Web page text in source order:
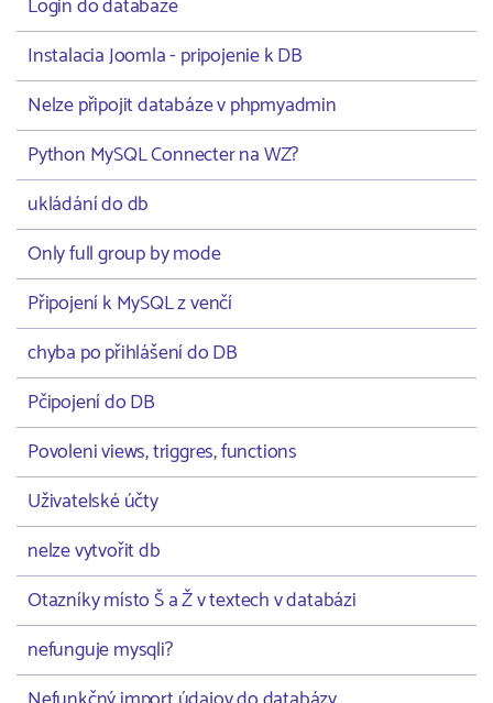
Login do databaze
Instalacia Joomla - pripojenie k DB
Nelze připojit databáze v phpmyadmin
Python MySQL Connecter na WZ?
ukládání do db
Only full group by mode
Připojení k MySQL z venčí
chyba po přihlášení do DB
Pčipojení do DB
Povoleni views, triggres, functions
Uživatelské účty
nelze vytvořit db
Otazníky místo Š a Ž v textech v databázi
nefunguje mysqli?